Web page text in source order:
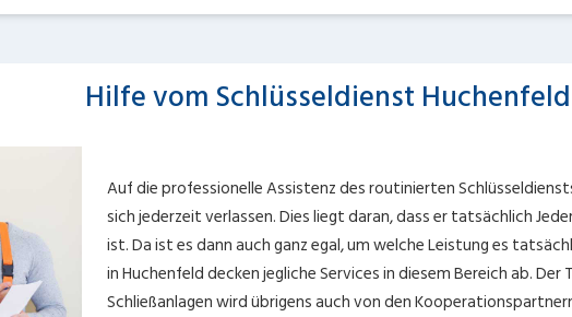
Hilfe vom Schlüsseldienst Huchenfeld
Auf die professionelle Assistenz des routinierten
sich jederzeit verlassen. Dies liegt daran, dass er tatsächlich
ist. Da ist es dann auch ganz egal, um welche Leistung es
in Huchenfeld decken jegliche Services in diesem Bereich ab.
Schließanlagen wird übrigens auch von den